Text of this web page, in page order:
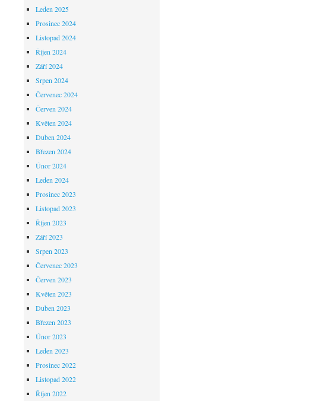
Leden 2025
Prosinec 2024
Listopad 2024
Říjen 2024
Září 2024
Srpen 2024
Červenec 2024
Červen 2024
Květen 2024
Duben 2024
Březen 2024
Únor 2024
Leden 2024
Prosinec 2023
Listopad 2023
Říjen 2023
Září 2023
Srpen 2023
Červenec 2023
Červen 2023
Květen 2023
Duben 2023
Březen 2023
Únor 2023
Leden 2023
Prosinec 2022
Listopad 2022
Říjen 2022